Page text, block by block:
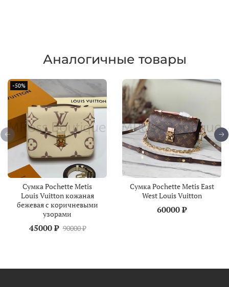
Аналогичные товары
-50%
Сумка Pochette Metis
Louis Vuitton кожаная
бежевая с коричневыми
узорами
45000 ₽ 90000 ₽
Сумка Pochette Metis East
West Louis Vuitton
60000 ₽